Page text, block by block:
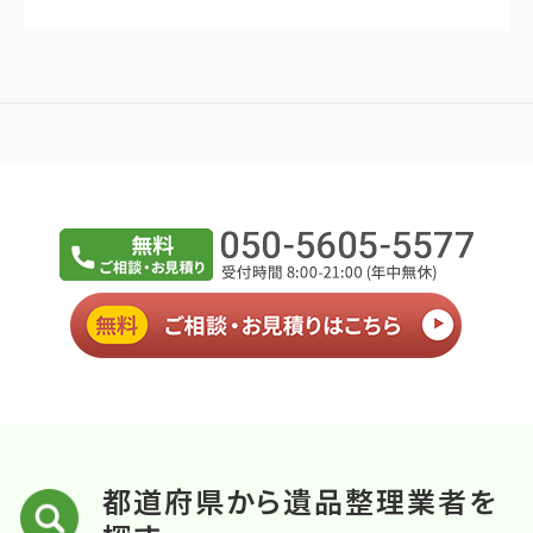
都道府県から遺品整理業者を